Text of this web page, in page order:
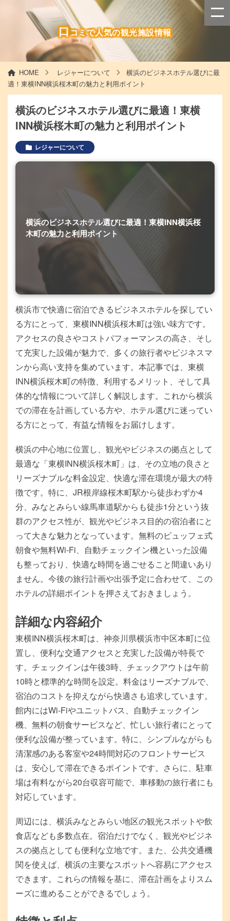
口コミで人気の観光施設情報
HOME レジャーについて
横浜のビジネスホテル選びに最
適！東横INN横浜桜木町の魅力と利用ポイント
横浜のビジネスホテル選びに最適！東横
INN横浜桜木町の魅力と利用ポイント
レジャーについて
横浜のビジネスホテル選びに最適！東横INN横浜桜
木町の魅力と利用ポイント
横浜市で快適に宿泊できるビジネスホテルを探してい
る方にとって、東横INN横浜桜木町は強い味方です。
アクセスの良さやコストパフォーマンスの高さ、そし
て充実した設備が魅力で、多くの旅行者やビジネスマ
ンから高い支持を集めています。本記事では、東横
INN横浜桜木町の特徴、利用するメリット、そして具
体的な情報について詳しく解説します。これから横浜
での滞在を計画している方や、ホテル選びに迷ってい
る方にとって、有益な情報をお届けします。
横浜の中心地に位置し、観光やビジネスの拠点として
最適な「東横INN横浜桜木町」は、その立地の良さと
リーズナブルな料金設定、快適な滞在環境が最大の特
徴です。特に、JR根岸線桜木町駅から徒歩わずか4
分、みなとみらい線馬車道駅からも徒歩1分という抜
群のアクセス性が、観光やビジネス目的の宿泊者にと
って大きな魅力となっています。無料のビュッフェ式
朝食や無料Wi-Fi、自動チェックイン機といった設備
も整っており、快適な時間を過ごせること間違いあり
ません。今後の旅行計画や出張予定に合わせて、この
ホテルの詳細ポイントを押さえておきましょう。
詳細な内容紹介
東横INN横浜桜木町は、神奈川県横浜市中区本町に位
置し、便利な交通アクセスと充実した設備が特長で
す。チェックインは午後3時、チェックアウトは午前
10時と標準的な時間を設定。料金はリーズナブルで、
宿泊のコストを抑えながら快適さも追求しています。
館内にはWi-Fiやユニットバス、自動チェックイン
機、無料の朝食サービスなど、忙しい旅行者にとって
便利な設備が整っています。特に、シンプルながらも
清潔感のある客室や24時間対応のフロントサービス
は、安心して滞在できるポイントです。さらに、駐車
場は有料ながら20台収容可能で、車移動の旅行者にも
対応しています。
周辺には、横浜みなとみらい地区の観光スポットや飲
食店なども多数点在。宿泊だけでなく、観光やビジネ
スの拠点としても便利な立地です。また、公共交通機
関を使えば、横浜の主要なスポットへ容易にアクセス
できます。これらの情報を基に、滞在計画をよりスム
ーズに進めることができるでしょう。